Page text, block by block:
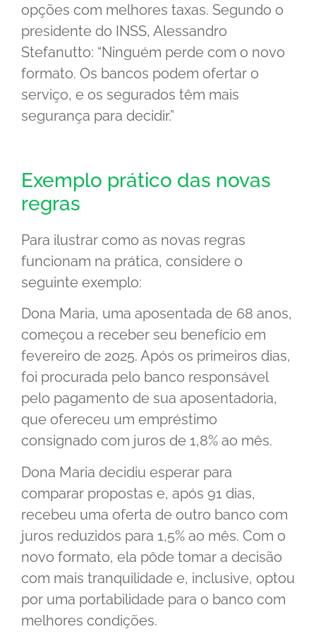
opções com melhores taxas. Segundo o
presidente do INSS, Alessandro
Stefanutto: “Ninguém perde com o novo
formato. Os bancos podem ofertar o
serviço, e os segurados têm mais
segurança para decidir.”
Exemplo prático das novas
regras
Para ilustrar como as novas regras
funcionam na prática, considere o
seguinte exemplo:
Dona Maria, uma aposentada de 68 anos,
começou a receber seu benefício em
fevereiro de 2025. Após os primeiros dias,
foi procurada pelo banco responsável
pelo pagamento de sua aposentadoria,
que ofereceu um empréstimo
consignado com juros de 1,8% ao mês.
Dona Maria decidiu esperar para
comparar propostas e, após 91 dias,
recebeu uma oferta de outro banco com
juros reduzidos para 1,5% ao mês. Com o
novo formato, ela pôde tomar a decisão
com mais tranquilidade e, inclusive, optou
por uma portabilidade para o banco com
melhores condições.